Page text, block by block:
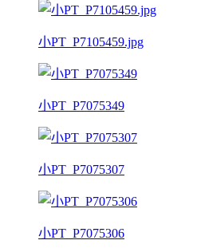
小PT_P7105459.jpg
小PT_P7075349
小PT_P7075307
小PT_P7075306